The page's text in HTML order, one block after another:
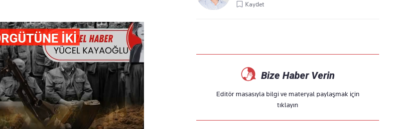
Kaydet
Bize Haber Verin
Editör masasıyla bilgi ve materyal paylaşmak için
tıklayın